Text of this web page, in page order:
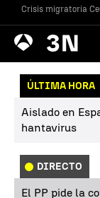
Crisis migratoria
Antena
3 Noticias
ÚLTIMA HORA
Aislado en
hantavirus
DIRECTO
El PP pide la